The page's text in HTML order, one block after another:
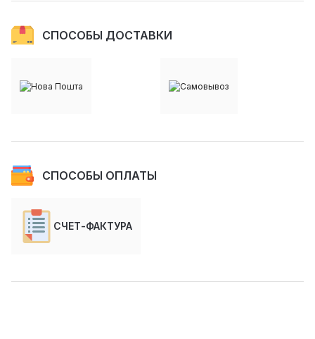
СПОСОБЫ ДОСТАВКИ
СПОСОБЫ ОПЛАТЫ
СЧЕТ-ФАКТУРА